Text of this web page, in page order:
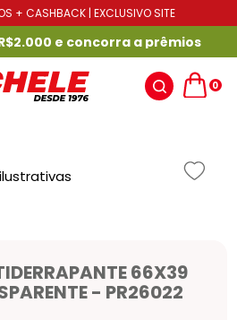
+ CASHBACK | EXCLUSIVO SITE
e concorra a prêmios
0
66X39
- PR26022